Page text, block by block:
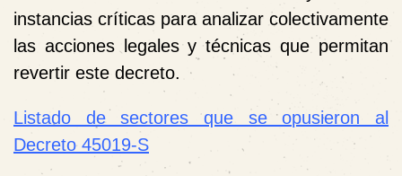
instancias críticas para analizar colectivamente
las acciones legales y técnicas que permitan
revertir este decreto.
Listado de sectores que se opusieron al
Decreto 45019-S